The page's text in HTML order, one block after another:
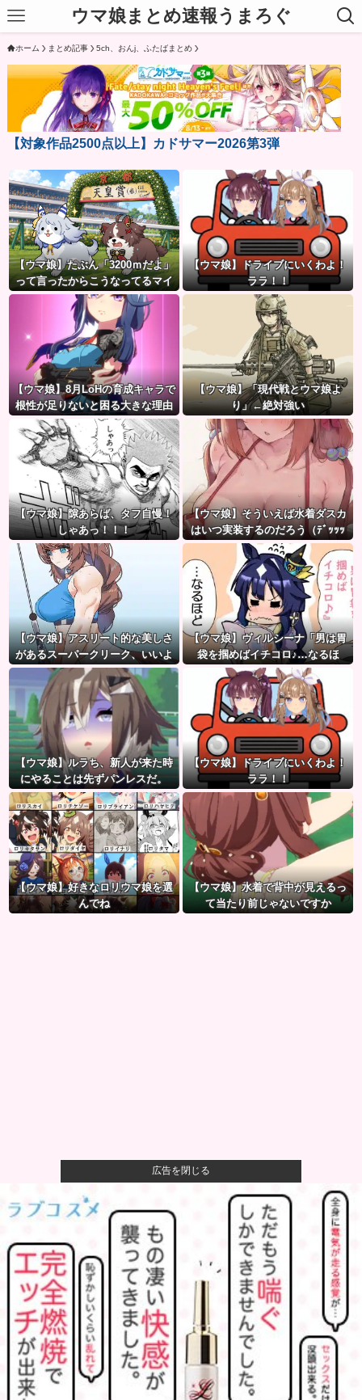
ウマ娘まとめ速報うまろぐ
ホーム まとめ記事 5ch、おんj、ふたばまとめ
【対象作品2500点以上】カドサマー2026第3弾
【ウマ娘】たぶん「3200ｍだよ」
って言ったからこうなってるマイ
ル犬
【ウマ娘】ドライブにいくわよ！
ララ！！
【ウマ娘】8月LoHの育成キャラで
根性が足りないと困る大きな理由
がこちら。←「不調を考慮すると1
021必要」
【ウマ娘】「現代戦とウマ娘よ
り」←絶対強い
【ウマ娘】隙あらば、タフ自慢！
しゃあっ！！！
【ウマ娘】そういえば水着ダスカ
はいつ実装するのだろう（ﾃﾞｯｯｯ
【ウマ娘】アスリート的な美しさ
があるスーパークリーク、いいよ
ね…
【ウマ娘】ヴィルシーナ「男は胃
袋を掴めばイチコロ♪…なるほ
ど。」→ 一方ジェンティルさん
（アカン）
【ウマ娘】ルラち、新人が来た時
にやることは先ずパンレスだ。
【ウマ娘】ドライブにいくわよ！
ララ！！
【ウマ娘】好きなロリウマ娘を選
んでね
【ウマ娘】水着で背中が見えるっ
て当たり前じゃないですか
【画像】かつて天下を獲っていたYouTuberの現在ｗｗ
ｗｗ
【速報】熊本イオンモール、爆発の原因は『これ』の
可能性
【衝撃】ワイのパッパ、会社でナンバーツーになった
結果ｗｗｗｗ...
可愛すぎるおむすび屋さん（28）、新店舗に4000万円
クラフ...
阪神 小谷野栄一、片山大樹コーチが体調不良でベン
チ外、2軍か...
【食品消費税ゼロ】そんなに効果あるか？他
広告を閉じる